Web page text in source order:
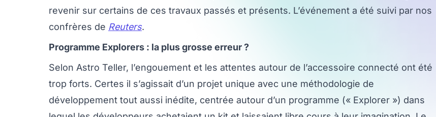
revenir sur certains de ces travaux passés et présents. L’événement a été suivi par nos
confrères de Reuters.
Programme Explorers : la plus grosse erreur ?
Selon Astro Teller, l’engouement et les attentes autour de l’accessoire connecté ont été
trop forts. Certes il s’agissait d’un projet unique avec une méthodologie de
développement tout aussi inédite, centrée autour d’un programme (« Explorer ») dans